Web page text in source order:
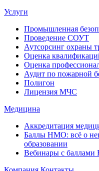
Услуги
Промышленная
Проведение СОУТ
Аутсорсинг охраны
Оценка
Оценка
Аудит по пожарной
Полигон
Лицензия МЧС
Медицина
Аккредитация
Баллы НМО: всё о
образовании
Вебинары с